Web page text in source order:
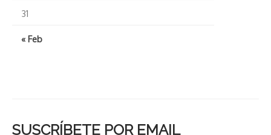
« Feb
31
SUSCRÍBETE POR EMAIL